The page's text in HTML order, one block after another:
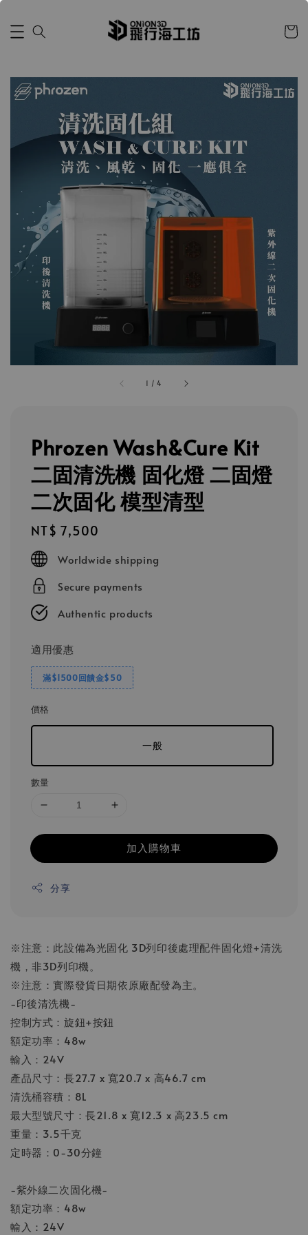
1 /4
Phrozen Wash&Cure Kit
二固清洗機 固化燈 二固燈
二次固化 模型清型
Regular
price
NT$ 7,500
Worldwide shipping
Secure payments
Authentic products
適用優惠
滿$1500回饋金$50
價格
一般
數量
加入購物車
分享
※注意：此設備為光固化 3D列印後處理配件固化燈+清洗
機，非3D列印機。
※注意：實際發貨日期依原廠配發為主。
-印後清洗機-
控制方式：旋鈕+按鈕
額定功率：48w
輸入：24V
產品尺寸：長27.7 x 寬20.7 x 高46.7 cm
清洗桶容積：8L
最大型號尺寸：長21.8 x 寬12.3 x 高23.5 cm
重量：3.5千克
定時器：0-30分鐘
-紫外線二次固化機-
額定功率：48w
輸入：24V